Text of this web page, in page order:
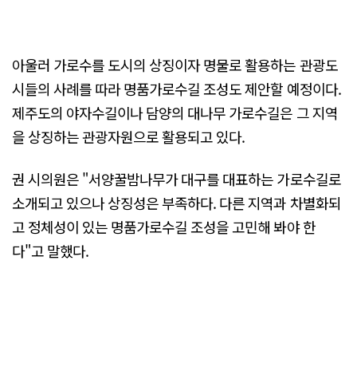
아울러 가로수를 도시의 상징이자 명물로 활용하는 관광도
시들의 사례를 따라 명품가로수길 조성도 제안할 예정이다.
제주도의 야자수길이나 담양의 대나무 가로수길은 그 지역
을 상징하는 관광자원으로 활용되고 있다.
권 시의원은 "서양꿀밤나무가 대구를 대표하는 가로수길로
소개되고 있으나 상징성은 부족하다. 다른 지역과 차별화되
고 정체성이 있는 명품가로수길 조성을 고민해 봐야 한
다"고 말했다.